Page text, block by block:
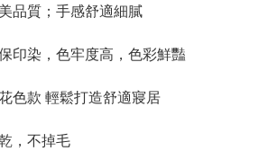
品質；手感舒適細膩
印染，色牢度高，色彩鮮豔
色款 輕鬆打造舒適寢居
，不掉毛